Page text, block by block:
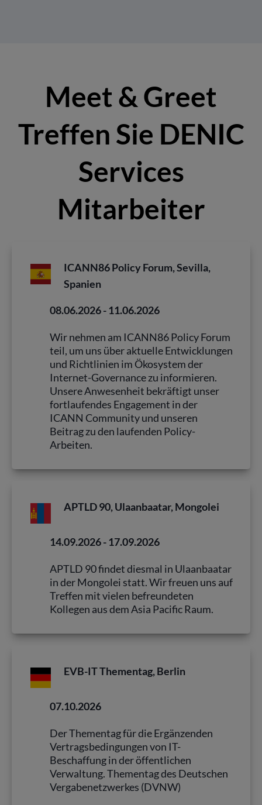
Meet & Greet
Treffen Sie DENIC
Services
Mitarbeiter
ICANN86 Policy Forum, Sevilla,
Spanien
08.06.2026 - 11.06.2026
Wir nehmen am ICANN86 Policy Forum
teil, um uns über aktuelle Entwicklungen
und Richtlinien im Ökosystem der
Internet-Governance zu informieren.
Unsere Anwesenheit bekräftigt unser
fortlaufendes Engagement in der
ICANN Community und unseren
Beitrag zu den laufenden Policy-
Arbeiten.
APTLD 90, Ulaanbaatar, Mongolei
14.09.2026 - 17.09.2026
APTLD 90 findet diesmal in Ulaanbaatar
in der Mongolei statt. Wir freuen uns auf
Treffen mit vielen befreundeten
Kollegen aus dem Asia Pacific Raum.
EVB-IT Thementag, Berlin
07.10.2026
Der Thementag für die Ergänzenden
Vertragsbedingungen von IT-
Beschaffung in der öffentlichen
Verwaltung. Thementag des Deutschen
Vergabenetzwerkes (DVNW)